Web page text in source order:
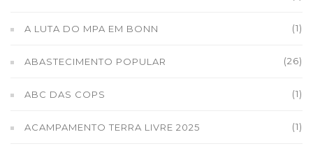
A LUTA DO MPA EM BONN (1)
ABASTECIMENTO POPULAR (26)
ABC DAS COPS (1)
ACAMPAMENTO TERRA LIVRE 2025 (1)